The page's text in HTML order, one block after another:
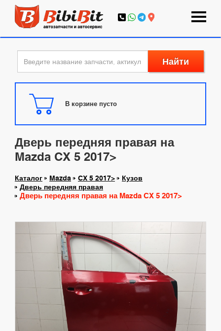
Найти
В корзине пусто
Дверь передняя правая на
Mazda CX 5 2017>
Каталог Mazda CX 5 2017>
Кузов
Дверь передняя правая
Дверь передняя правая на Mazda CX 5 2017>